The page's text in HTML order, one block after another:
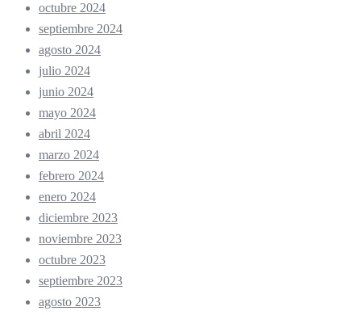
octubre 2024
septiembre 2024
agosto 2024
julio 2024
junio 2024
mayo 2024
abril 2024
marzo 2024
febrero 2024
enero 2024
diciembre 2023
noviembre 2023
octubre 2023
septiembre 2023
agosto 2023